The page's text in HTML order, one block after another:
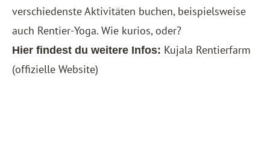
verschiedenste Aktivitäten buchen, beispielsweise
auch Rentier-Yoga. Wie kurios, oder?
Hier findest du weitere Infos: Kujala Rentierfarm
(offizielle Website)